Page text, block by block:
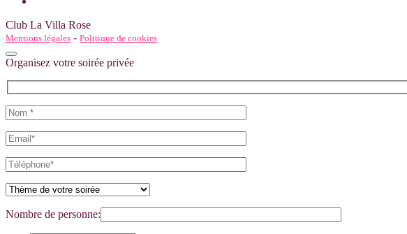
Club La Villa Rose
Mentions légales - Politique de cookies
Organisez votre soirée privée
Nombre de personne: